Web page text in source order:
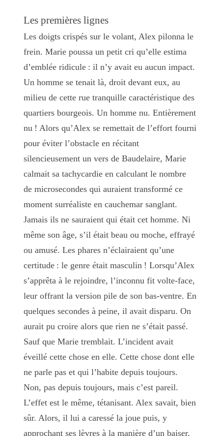
Les premières lignes
Les doigts crispés sur le volant, Alex pilonna le
frein. Marie poussa un petit cri qu’elle estima
d’emblée ridicule : il n’y avait eu aucun impact.
Un homme se tenait là, droit devant eux, au
milieu de cette rue tranquille caractéristique des
quartiers bourgeois. Un homme nu. Entièrement
nu ! Alors qu’Alex se remettait de l’effort fourni
pour éviter l’obstacle en récitant
silencieusement un vers de Baudelaire, Marie
calmait sa tachycardie en calculant le nombre
de microsecondes qui auraient transformé ce
moment surréaliste en cauchemar sanglant.
Jamais ils ne sauraient qui était cet homme. Ni
même son âge, s’il était beau ou moche, effrayé
ou amusé. Les phares n’éclairaient qu’une
certitude : le genre était masculin ! Lorsqu’Alex
s’apprêta à le rejoindre, l’inconnu fit volte-face,
leur offrant la version pile de son bas-ventre. En
quelques secondes à peine, il avait disparu. On
aurait pu croire alors que rien ne s’était passé.
Sauf que Marie tremblait. L’incident avait
éveillé cette chose en elle. Cette chose dont elle
ne parle pas et qui l’habite depuis toujours.
Non, pas depuis toujours, mais c’est pareil.
L’effet est le même, tétanisant. Alex savait, bien
sûr. Alors, il lui a caressé la joue puis, y
approchant ses lèvres à la manière d’un baiser,